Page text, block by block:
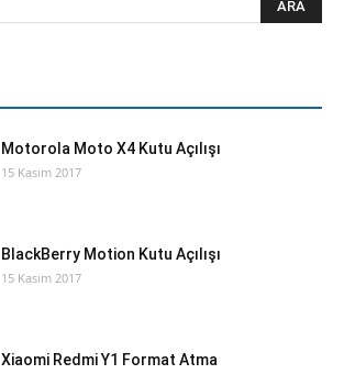
Motorola Moto X4 Kutu Açılışı
15 Kasım 2017
BlackBerry Motion Kutu Açılışı
15 Kasım 2017
Xiaomi Redmi Y1 Format Atma